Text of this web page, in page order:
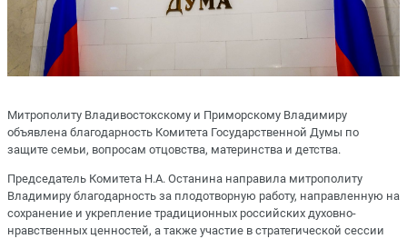
Митрополиту Владивостокскому и Приморскому Владимиру
объявлена благодарность Комитета Государственной Думы по
защите семьи, вопросам отцовства, материнства и детства.
Председатель Комитета Н.А. Останина направила митрополиту
Владимиру благодарность за плодотворную работу, направленную на
сохранение и укрепление традиционных российских духовно-
нравственных ценностей, а также участие в стратегической сессии